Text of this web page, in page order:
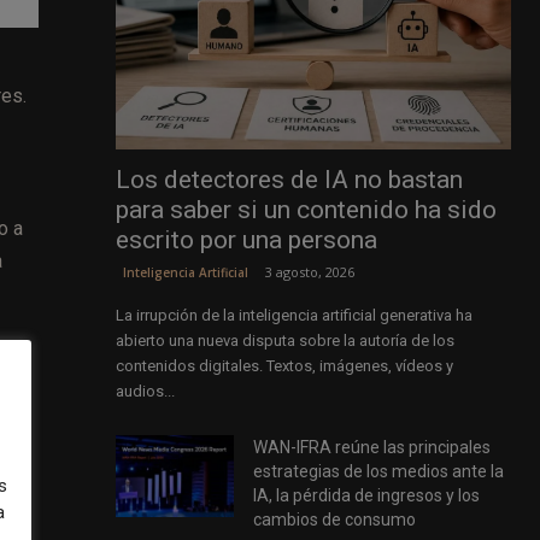
a
Los detectores de IA no bastan
para saber si un contenido ha sido
escrito por una persona
Inteligencia Artificial 3 agosto, 2026
La irrupción de la inteligencia artificial generativa ha
abierto una nueva disputa sobre la autoría de los
contenidos digitales. Textos, imágenes, vídeos y
audios...
WAN-IFRA reúne las principales
estrategias de los medios ante la
IA, la pérdida de ingresos y los
cambios de consumo